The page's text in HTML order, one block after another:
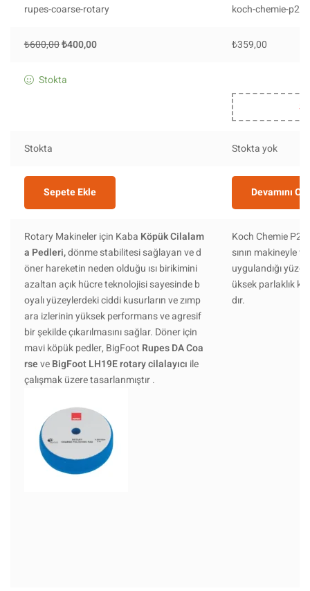
rupes-coarse-rotary koch-chemie-p201
₺600,00₺400,00 ₺359,00
Stokta
Stokta Stokta yok
Sepete Ekle Devamını
Rotary Makineler için Kaba Köpük Cilalam
a Pedleri,dönme stabilitesi sağlayan ve d
öner hareketin neden olduğu ısı birikimini
azaltan açık hücre teknolojisi sayesinde b
oyalı yüzeylerdeki ciddi kusurların ve zımp
ara izlerinin yüksek performans ve agresif
bir şekilde çıkarılmasını sağlar. Döner için
mavi köpük pedler, BigFoot Rupes DA Coa
rseveBigFoot LH19E rotary cilalayıcı ile
çalışmak üzere tasarlanmıştır .
Koch Chemie
sının makineyle
uygulandığı
üksek parlaklık
dır.